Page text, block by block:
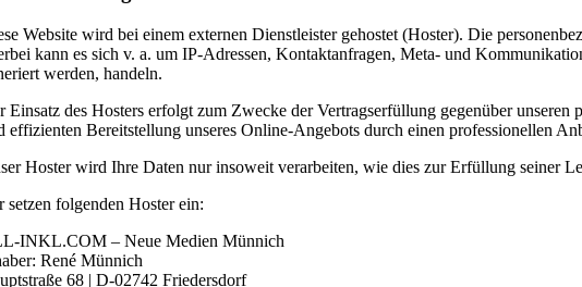
Website wird bei einem externen Dienstleister gehostet (Hoster). Die
kann es sich v. a. um IP-Adressen, Kontaktanfragen, Meta- und
werden, handeln.
Einsatz des Hosters erfolgt zum Zwecke der Vertragserfüllung gegenüber
effizienten Bereitstellung unseres Online-Angebots durch einen professionellen
Hoster wird Ihre Daten nur insoweit verarbeiten, wie dies zur Erfüllung seiner
setzen folgenden Hoster ein:
INKL.COM – Neue Medien Münnich
René Münnich
68 | D-02742 Friedersdorf